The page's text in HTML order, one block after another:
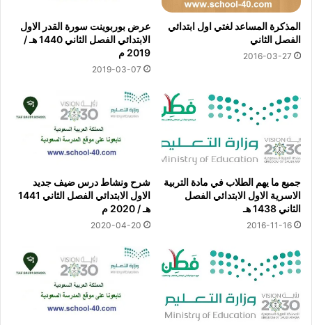
المذكرة المساعد لغتي اول ابتدائي
الفصل الثاني
2016-03-27
عرض بوربوينت سورة القدر الاول
الابتدائي الفصل الثاني 1440 هـ /
2019 م
2019-03-07
جميع ما يهم الطلاب في مادة التربية
الاسرية الاول الابتدائي الفصل
الثاني 1438 هـ
2016-11-16
شرح ونشاط درس ضيف جديد
الاول الابتدائي الفصل الثاني 1441
هـ / 2020 م
2020-04-20